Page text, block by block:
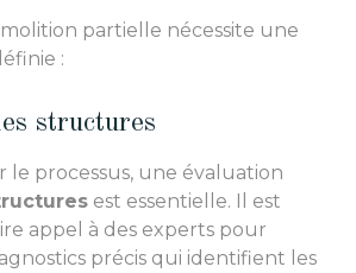
partielle nécessite une
:
structures
le processus, une évaluation
est essentielle. Il est
appel à des experts pour
précis qui identifient les